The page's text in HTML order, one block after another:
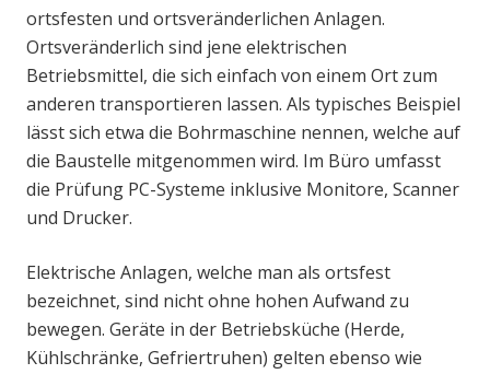
ortsfesten und ortsveränderlichen Anlagen.
Ortsveränderlich sind jene elektrischen
Betriebsmittel, die sich einfach von einem Ort zum
anderen transportieren lassen. Als typisches Beispiel
lässt sich etwa die Bohrmaschine nennen, welche auf
die Baustelle mitgenommen wird. Im Büro umfasst
die Prüfung PC-Systeme inklusive Monitore, Scanner
und Drucker.
Elektrische Anlagen, welche man als ortsfest
bezeichnet, sind nicht ohne hohen Aufwand zu
bewegen. Geräte in der Betriebsküche (Herde,
Kühlschränke, Gefriertruhen) gelten ebenso wie